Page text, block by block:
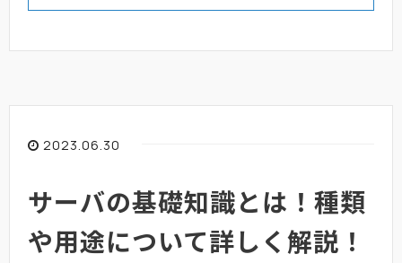
2023.06.30
サーバの基礎知識とは！種類
や用途について詳しく解説！